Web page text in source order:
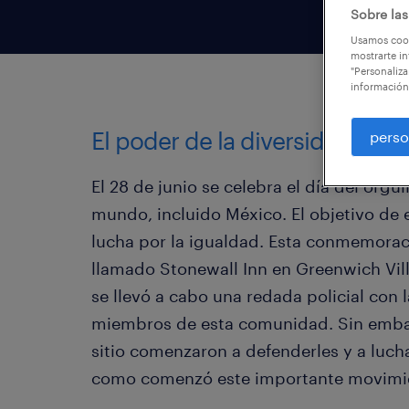
El poder de la diversidad
El 28 de junio se celebra el día del
mundo, incluido México. El objetivo de
lucha por la igualdad. Esta
llamado Stonewall Inn en Greenwich
se llevó a cabo una redada policial con
miembros de esta comunidad. Sin
sitio comenzaron a defenderles y a
como comenzó este importante
Sobre
Usamos
mostrarte